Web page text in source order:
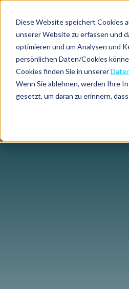
Diese Website speichert Cookies
unserer Website zu erfassen und
optimieren und um Analysen und
persönlichen Daten/Cookies
Cookies finden Sie in unserer
Wenn Sie ablehnen, werden Ihre
gesetzt, um daran zu erinnern,
Ausgabentransparenz
Reisemanagement
Kilometererfassung
der
Lösungen
Nach
Unternehmensgröße
Mittelständische
Nach
Region
Europa
Unser
europäischer
Fokus
Automatisiertes
Ausgabenmanagement
Rechtskonforme
Über uns
Demovideo
ROI-
Rechner
Blog
Newsletter
Webinare
und
Events
Center
Preise